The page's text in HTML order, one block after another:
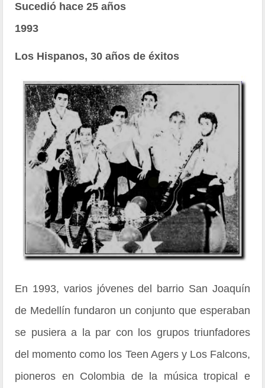
Sucedió hace 25 años
1993
Los Hispanos, 30 años de éxitos
En 1993, varios jóvenes del barrio San Joaquín
de Medellín fundaron un conjunto que esperaban
se pusiera a la par con los grupos triunfadores
del momento como los Teen Agers y Los Falcons,
pioneros en Colombia de la música tropical e